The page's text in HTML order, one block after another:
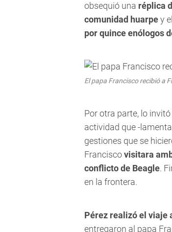
obsequió una réplica
comunidad huarpey
por quince enólogos
El papa Francisco recibió a
Por otra parte, lo
actividad que -
gestiones que se
Franciscovisitara
conflicto de Beagle.
en la frontera.
Pérez realizó el viaje
entregaron al papa